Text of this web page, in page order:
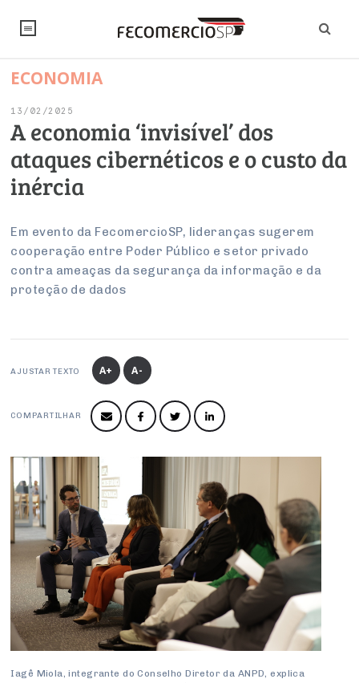
NOTÍCIAS
Artigos
Institucional
PROJETOS ESPECIAIS:
UM BRASIL
Economia
Pesquisas
Internacional
Modernização do Estado
Trabalho
Empresas
Arbitragem e Mediação
Varejo
Serviços
Turismo
PROJETOS ESPECIAIS:
Afixação de preços e fiscalização
Sustentabilidade
PROJETOS ESPECIAIS:
Logística Reversa
COP30
PESQUISAS
INSTITUCIONAL
Sobre
Negociações Coletivas
Serviços
Cecomercio
Licitações
Prêmio de Sustentabilidade
CONSELHOS
Conselho de Assuntos Tributários
Conselho Estadual de Defesa do Contribuinte
Conselho Superior de Direito
Conselho do Comércio Atacadista
Conselho de Serviços
Conselho de Relações Internacionais
Conselho de Sustentabilidade
Conselho de Comércio Eletrônico
Produtos e Serviços
ECONOMIA
13/02/2025
A economia ‘invisível’ dos
ataques cibernéticos e o custo da
inércia
Em evento da FecomercioSP, lideranças sugerem
cooperação entre Poder Público e setor privado
contra ameaças da segurança da informação e da
proteção de dados
AJUSTAR TEXTO A+ A-
COMPARTILHAR
Iagê Miola, integrante do Conselho Diretor da ANPD, explica